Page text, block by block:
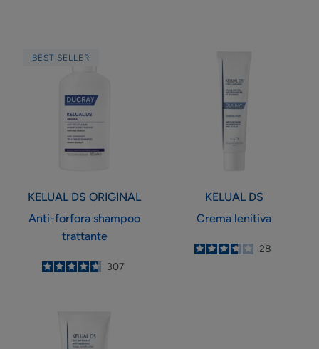
trattante
BEST SELLER
KELUAL DS ORIGINAL
Anti-forfora shampoo
trattante
4.7
/
5
307
KELUAL DS
Crema lenitiva
3.7
/
5
28
anti-